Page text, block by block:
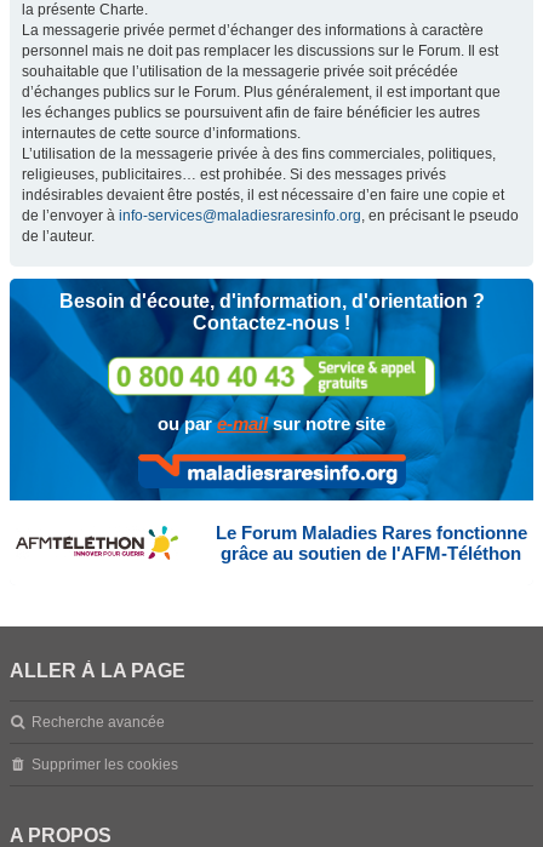
la présente Charte.
La messagerie privée permet d’échanger des informations à caractère
personnel mais ne doit pas remplacer les discussions sur le Forum. Il est
souhaitable que l’utilisation de la messagerie privée soit précédée
d’échanges publics sur le Forum. Plus généralement, il est important que
les échanges publics se poursuivent afin de faire bénéficier les autres
internautes de cette source d’informations.
L’utilisation de la messagerie privée à des fins commerciales, politiques,
religieuses, publicitaires… est prohibée. Si des messages privés
indésirables devaient être postés, il est nécessaire d’en faire une copie et
de l’envoyer à info-services@maladiesraresinfo.org, en précisant le pseudo
de l’auteur.
Besoin d'écoute, d'information, d'orientation ?
Contactez-nous !
ou pare-mailsur notre site
Le Forum Maladies Rares fonctionne
grâce au soutien de l'AFM-Téléthon
ALLER À LA PAGE
Recherche avancée
Supprimer les cookies
A PROPOS